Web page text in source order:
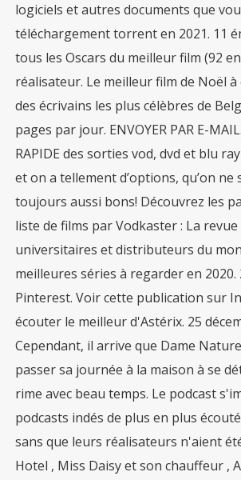
logiciels et autres documents que
téléchargement torrent en 2021. 11
tous les Oscars du meilleur film (92
réalisateur. Le meilleur film de Noël
des écrivains les plus célèbres de
pages par jour. ENVOYER PAR E-
RAPIDE des sorties vod, dvd et blu
et on a tellement d’options, qu’on
toujours aussi bons! Découvrez les
liste de films par Vodkaster : La
universitaires et distributeurs du
meilleures séries à regarder en
Pinterest. Voir cette publication sur
écouter le meilleur d'Astérix. 25
Cependant, il arrive que Dame
passer sa journée à la maison à se
rime avec beau temps. Le podcast
podcasts indés de plus en plus
sans que leurs réalisateurs n'aient
Hotel , Miss Daisy et son chauffeur ,